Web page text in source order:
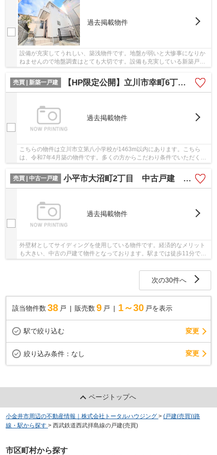
過去掲載物件
設備が充実してうれしい、築浅物件です。地盤が弱いと大惨事になりか
ねませんので地盤調査はとても大切です。設備も充実している新築戸建
売買 | 新築一戸建
【HP限定公開】立川市幸町6丁目 新築戸建 全1棟
過去掲載物件
こちらの物件は立川市立第八小学校が1463m以内にあります。こちら
は、令和7年4月築の物件です。多くの方からこだわり条件でいただく新
売買 | 中古一戸建
小平市大沼町2丁目 中古戸建 全1棟
過去掲載物件
外壁材としてサイディングを使用している物件です。経済的なメリット
も大きい、中古の戸建て物件となっております。駅までは徒歩11分でア
次の30件へ
該当物件数 38 戸 販売数 9 戸 1～30 戸を表示
駅で絞り込む 変更
絞り込み条件： なし 変更
ページトップへ
小金井市周辺の不動産情報｜株式会社トータルハウジング > (戸建(売買))路
線・駅から探す > 西武鉄道西武拝島線の戸建(売買)
市区町村から探す